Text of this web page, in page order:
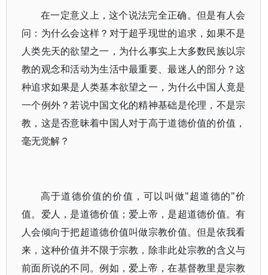
在一定意义上，这个说法完全正确。但是有人会
问：为什么会这样？对于超乎现世的追求，如果不是
人类先天的欲望之一，为什么事实上大多数民族以宗
教的观念和活动为生活中最重要、最迷人的部分？这
种追求如果是人类基本欲望之一，为什么中国人竟是
一个例外？若说中国文化的精神基础是伦理，不是宗
教，这是否意昧着中国人对于高于道德价值的价值，
毫无觉解？
高于道德价值的价值，可以叫做"超道德的"价
值。爱人，是道德价值；爱上帝，是超道德价值。有
人会倾向于把超道德价值叫做宗教价值。但是依我看
来，这种价值并不限于宗教，除非此处宗教的含义与
前面所说的不同。例如，爱上帝，在基督教里是宗教